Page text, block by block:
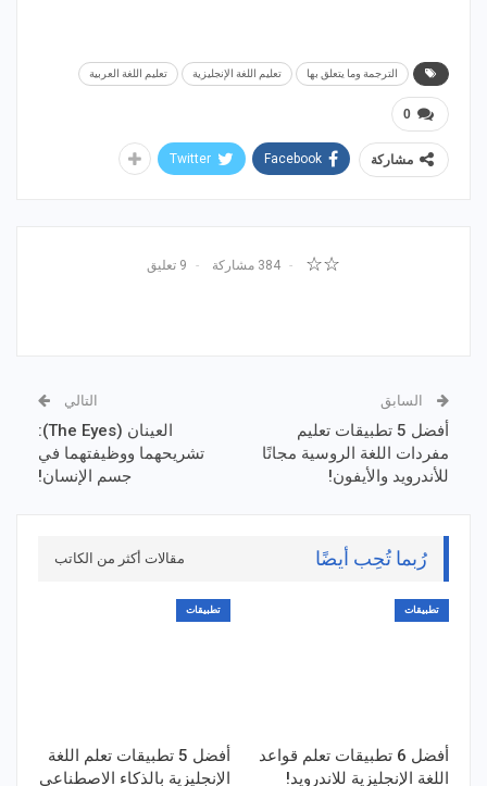
الترجمة وما يتعلق بها تعليم اللغة الإنجليزية تعليم اللغة العربية
0
مشاركة Facebook
Twitter
☆☆ 384 مشاركة 9 تعليق
السابق
أفضل 5 تطبيقات تعليم
مفردات اللغة الروسية مجانًا
للأندرويد والأيفون!
التالي
العينان (The Eyes):
تشريحهما ووظيفتهما في
جسم الإنسان!
رُبما تُحِب أيضًا مقالات أكثر من الكاتب
تطبيقات
أفضل 6 تطبيقات تعلم قواعد
اللغة الإنجليزية للاندرويد!
تطبيقات
أفضل 5 تطبيقات تعلم اللغة
الإنجليزية بالذكاء الاصطناعي